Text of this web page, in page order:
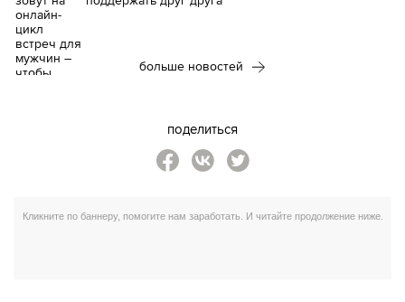
больше новостей
поделиться